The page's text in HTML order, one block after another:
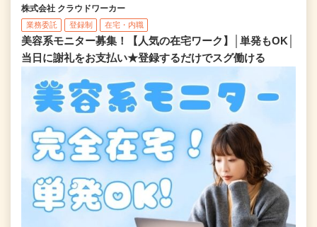
株式会社 クラウドワーカー
業務委託 登録制 在宅・内職
美容系モニター募集！【人気の在宅ワーク】│単発もOK│
当日に謝礼をお支払い★登録するだけでスグ働ける